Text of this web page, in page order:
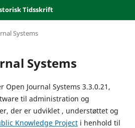
Tidsskrift
Systems
Systems
Journal Systems 3.3.0.21,
til administration og
der er udviklet , understøttet og
Knowledge Projecti henhold til